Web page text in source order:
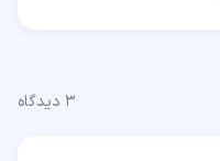
۳ دیدگاه